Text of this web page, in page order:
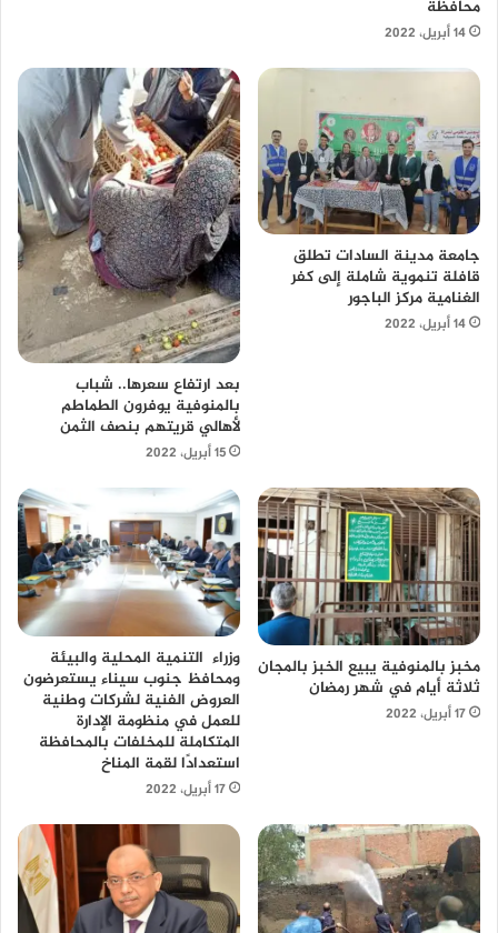
محافظة
14 أبريل، 2022
جامعة مدينة السادات تطلق
قافلة تنموية شاملة إلى كفر
الغنامية مركز الباجور
14 أبريل، 2022
بعد ارتفاع سعرها.. شباب
بالمنوفية يوفرون الطماطم
لأهالي قريتهم بنصف الثمن
15 أبريل، 2022
مخبز بالمنوفية يبيع الخبز بالمجان
ثلاثة أيام في شهر رمضان
17 أبريل، 2022
وزراء التنمية المحلية والبيئة
ومحافظ جنوب سيناء يستعرضون
العروض الفنية لشركات وطنية
للعمل في منظومة الإدارة
المتكاملة للمخلفات بالمحافظة
استعدادًا لقمة المناخ
17 أبريل، 2022